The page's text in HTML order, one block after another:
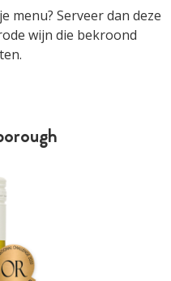
menu? Serveer dan deze
wijn die bekroond